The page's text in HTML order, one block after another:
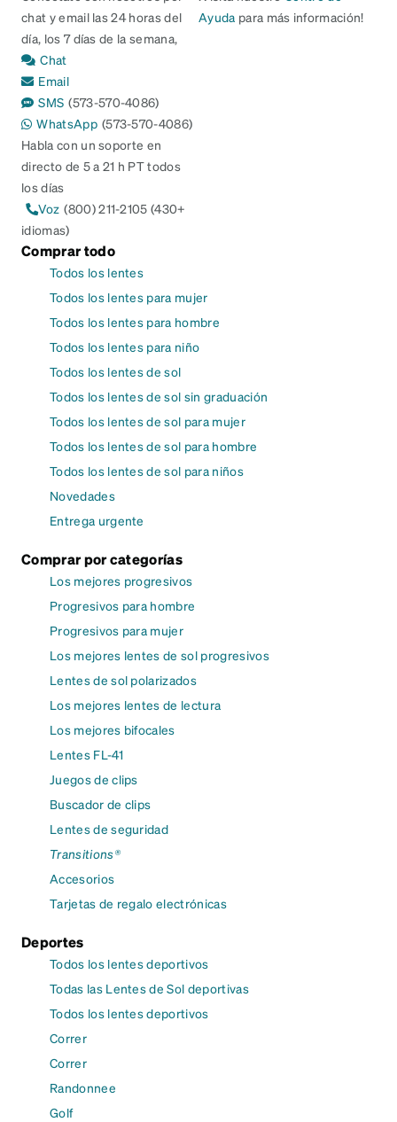
chat y email las 24 horas del
día, los 7 días de la semana,
Chat
Email
SMS (573-570-4086)
WhatsApp (573-570-4086)
Habla con un soporte en
directo de 5 a 21 h PT todos
los días
Voz (800) 211-2105 (430+
idiomas)
Ayuda para más información!
Comprar todo
Todos los lentes
Todos los lentes para mujer
Todos los lentes para hombre
Todos los lentes para niño
Todos los lentes de sol
Todos los lentes de sol sin graduación
Todos los lentes de sol para mujer
Todos los lentes de sol para hombre
Todos los lentes de sol para niños
Novedades
Entrega urgente
Comprar por categorías
Los mejores progresivos
Progresivos para hombre
Progresivos para mujer
Los mejores lentes de sol progresivos
Lentes de sol polarizados
Los mejores lentes de lectura
Los mejores bifocales
Lentes FL-41
Juegos de clips
Buscador de clips
Lentes de seguridad
Transitions®
Accesorios
Tarjetas de regalo electrónicas
Deportes
Todos los lentes deportivos
Todas las Lentes de Sol deportivas
Todos los lentes deportivos
Correr
Correr
Randonnee
Golf